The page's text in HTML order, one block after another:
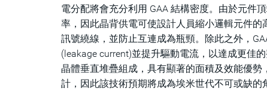
電分配將會充分利用 GAA 結構密度。由於元件
率，因此晶背供電可使設計人員縮小邏輯元件
訊號繞線，並防止互連成為瓶頸。除此之外，
(leakage current)並提升驅動電流，以達成更佳
晶體垂直堆疊組成，具有顯著的面積及效能優
計，因此該技術預期將成為埃米世代不可或缺的